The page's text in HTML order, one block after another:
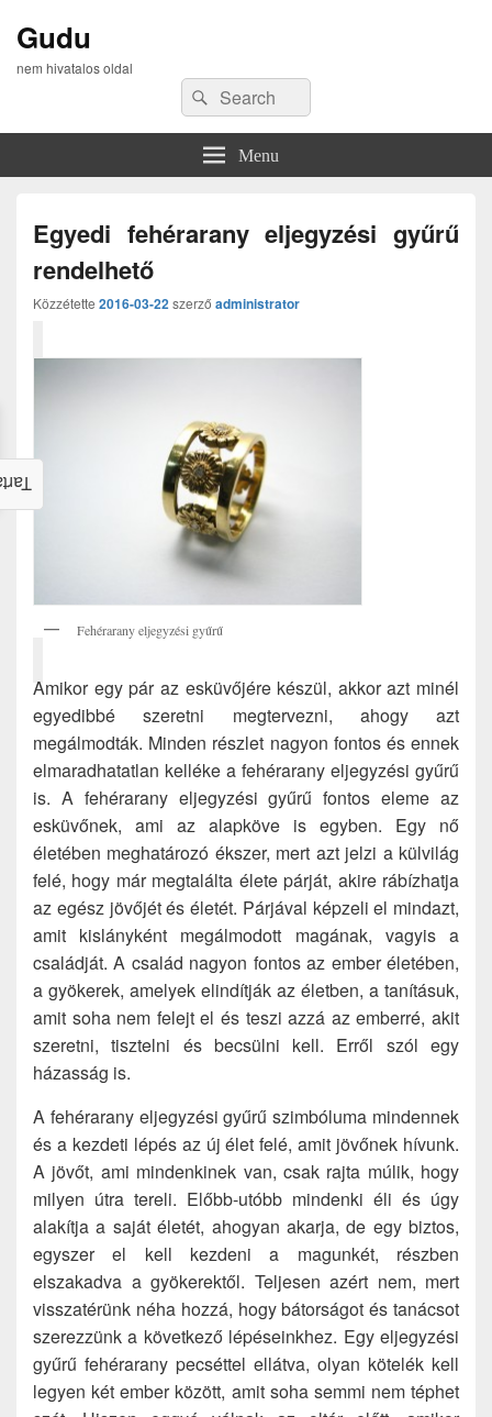
Gudu
nem hivatalos oldal
Search
for:
Search
Menu
Egyedi fehérarany eljegyzési gyűrű
rendelhető
Közzétette 2016-03-22szerző administrator
Fehérarany eljegyzési gyűrű
Amikor egy pár az esküvőjére készül, akkor azt minél
egyedibbé szeretni megtervezni, ahogy azt
megálmodták. Minden részlet nagyon fontos és ennek
elmaradhatatlan kelléke a fehérarany eljegyzési gyűrű
is. A fehérarany eljegyzési gyűrű fontos eleme az
esküvőnek, ami az alapköve is egyben. Egy nő
életében meghatározó ékszer, mert azt jelzi a külvilág
felé, hogy már megtalálta élete párját, akire rábízhatja
az egész jövőjét és életét. Párjával képzeli el mindazt,
amit kislányként megálmodott magának, vagyis a
családját. A család nagyon fontos az ember életében,
a gyökerek, amelyek elindítják az életben, a tanításuk,
amit soha nem felejt el és teszi azzá az emberré, akit
szeretni, tisztelni és becsülni kell. Erről szól egy
házasság is.
A fehérarany eljegyzési gyűrű szimbóluma mindennek
és a kezdeti lépés az új élet felé, amit jövőnek hívunk.
A jövőt, ami mindenkinek van, csak rajta múlik, hogy
milyen útra tereli. Előbb-utóbb mindenki éli és úgy
alakítja a saját életét, ahogyan akarja, de egy biztos,
egyszer el kell kezdeni a magunkét, részben
elszakadva a gyökerektől. Teljesen azért nem, mert
visszatérünk néha hozzá, hogy bátorságot és tanácsot
szerezzünk a következő lépéseinkhez. Egy eljegyzési
gyűrű fehérarany pecséttel ellátva, olyan kötelék kell
legyen két ember között, amit soha semmi nem téphet